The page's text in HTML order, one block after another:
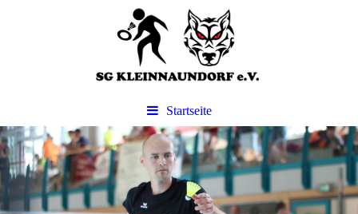
Startseite